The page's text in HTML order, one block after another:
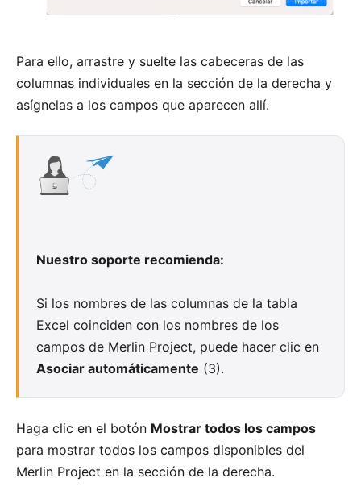
Para ello, arrastre y suelte las cabeceras de las
columnas individuales en la sección de la derecha y
asígnelas a los campos que aparecen allí.
Nuestro soporte recomienda:
Si los nombres de las columnas de la tabla
Excel coinciden con los nombres de los
campos de Merlin Project, puede hacer clic en
Asociar automáticamente (3).
Haga clic en el botón Mostrar todos los campos
para mostrar todos los campos disponibles del
Merlin Project en la sección de la derecha.